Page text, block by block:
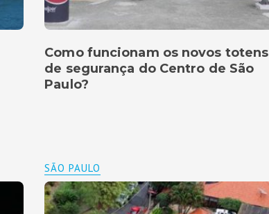
Como funcionam os novos totens
de segurança do Centro de São
Paulo?
SÃO PAULO